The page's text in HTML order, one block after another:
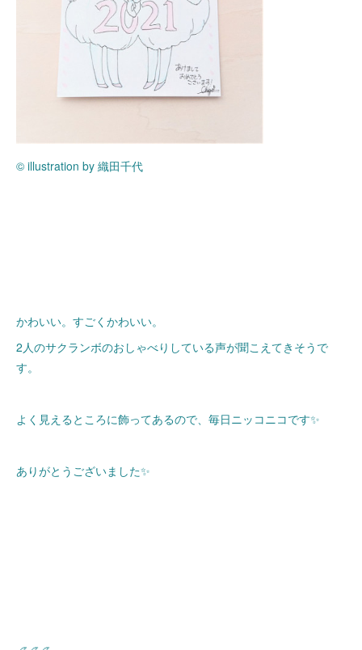
© illustration by 織田千代
かわいい。すごくかわいい。
2人のサクランボのおしゃべりしている声が聞こえてきそうで
す。
よく見えるところに飾ってあるので、毎日ニッコニコです✨
ありがとうございました✨